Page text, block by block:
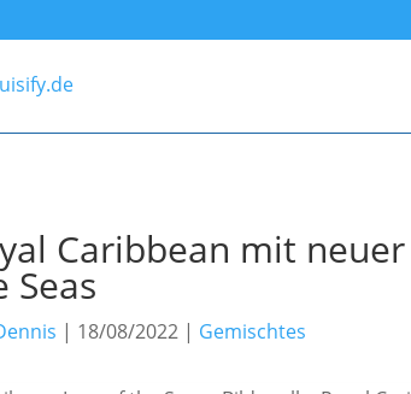
Caribbean mit
Seas
| 18/08/2022 | Gemischtes